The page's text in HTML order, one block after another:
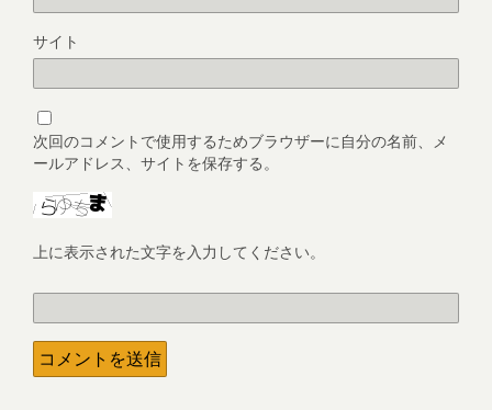
サイト
次回のコメントで使用するためブラウザーに自分の名前、メ
ールアドレス、サイトを保存する。
上に表示された文字を入力してください。